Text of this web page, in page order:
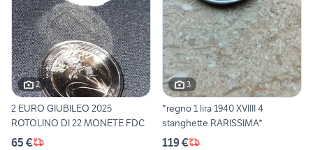
2
2 EURO GIUBILEO 2025
ROTOLINO DI 22 MONETE FDC
65 €
3
*regno 1 lira 1940 XVIIII 4
stanghette RARISSIMA*
119 €